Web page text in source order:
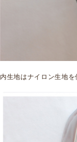
内生地はナイロン生地